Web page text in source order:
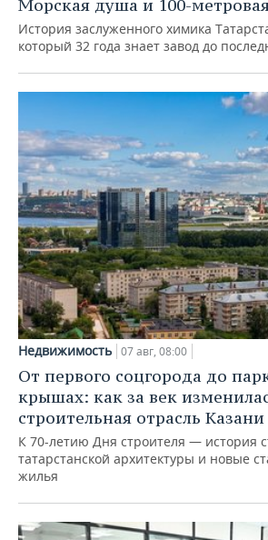
Морская душа и 100-
История заслуженного химика
который 32 года знает завод до
Недвижимость 07 авг, 08:00
От первого соцгорода до
крышах: как за век
строительная отрасль Казани
К 70-летию Дня строителя — история
татарстанской архитектуры и новые
жилья